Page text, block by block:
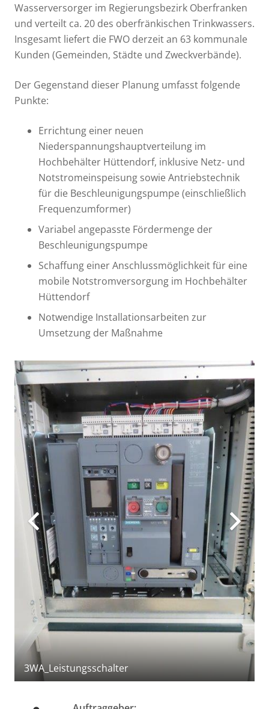
Wasserversorger im Regierungsbezirk Oberfranken
und verteilt ca. 20 des oberfränkischen Trinkwassers.
Insgesamt liefert die FWO derzeit an 63 kommunale
Kunden (Gemeinden, Städte und Zweckverbände).
Der Gegenstand dieser Planung umfasst folgende
Punkte:
Errichtung einer neuen
Niederspannungshauptverteilung im
Hochbehälter Hüttendorf, inklusive Netz- und
Notstromeinspeisung sowie Antriebstechnik
für die Beschleunigungspumpe (einschließlich
Frequenzumformer)
Variabel angepasste Fördermenge der
Beschleunigungspumpe
Schaffung einer Anschlussmöglichkeit für eine
mobile Notstromversorgung im Hochbehälter
Hüttendorf
Notwendige Installationsarbeiten zur
Umsetzung der Maßnahme
3WA_Leistungsschalter